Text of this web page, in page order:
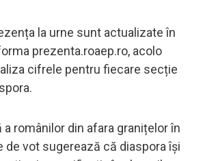
la urne sunt actualizate în
prezenta.roaep.ro, acolo
cifrele pentru fiecare secție
românilor din afara granițelor în
de vot sugerează că diaspora își